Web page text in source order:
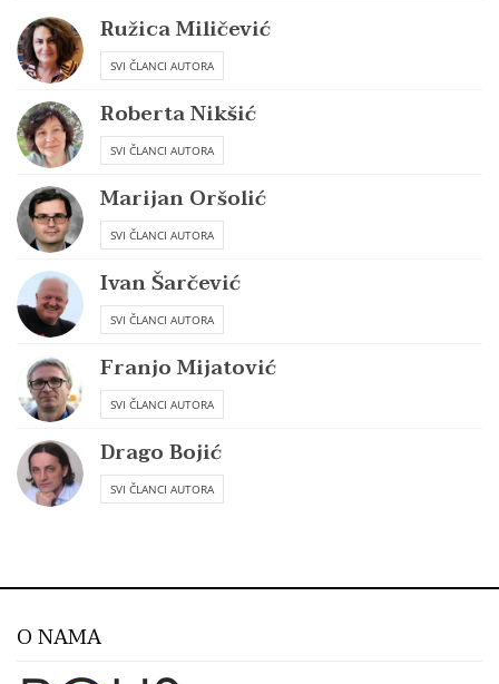
Ružica Miličević
SVI ČLANCI AUTORA
Roberta Nikšić
SVI ČLANCI AUTORA
Marijan Oršolić
SVI ČLANCI AUTORA
Ivan Šarčević
SVI ČLANCI AUTORA
Franjo Mijatović
SVI ČLANCI AUTORA
Drago Bojić
SVI ČLANCI AUTORA
O NAMA